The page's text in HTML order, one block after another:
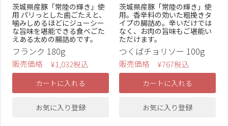
茨城県産豚「常陸の輝き」使
用 パリっとした歯ごたえと、
噛みしめるほどにジューシー
な旨味を堪能できる食べごた
えある太めの腸詰めです。
フランク 180g
販売価格 ¥1,032税込
カートに入れる
お気に入り登録
茨城県産豚「常陸の輝き」使
用。香辛料の効いた粗挽きタ
イプの腸詰め。辛いだけでは
なく、お肉の旨味もご堪能い
ただけます。
つくばチョリソー 100g
販売価格 ¥767税込
カートに入れる
お気に入り登録